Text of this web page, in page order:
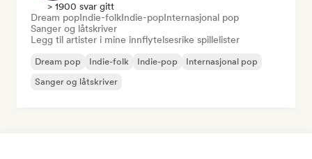
> 1900 svar gitt
Dream popIndie-folkIndie-popInternasjonal pop
Sanger og låtskriver
Legg til artister i mine innflytelsesrike spillelister
Dream pop Indie-folk Indie-pop
Internasjonal pop
Sanger og låtskriver